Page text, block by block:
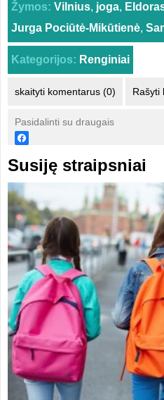
Žymos: Vilnius, joga,
Jurga Pociūtė-Mikūtienė,
Kategorijos: Renginiai
skaityti komentarus (0) Rašyti
Pasidalinti su draugais
Susiję straipsniai